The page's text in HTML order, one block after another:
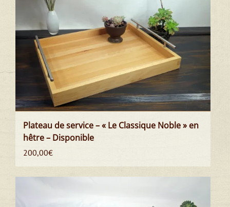
Plateau de service – « Le Classique Noble » en
hêtre – Disponible
200,00€